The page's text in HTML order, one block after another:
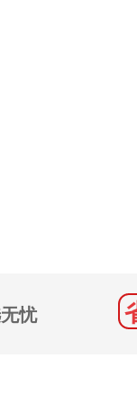
忧